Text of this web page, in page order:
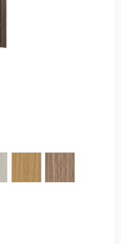
кортекс
кортекс
княжий дуб, кортекс
160 золотой дуб, кортекс
161 осенний